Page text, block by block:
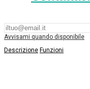
Avvisami quando disponibile
Descrizione Funzioni